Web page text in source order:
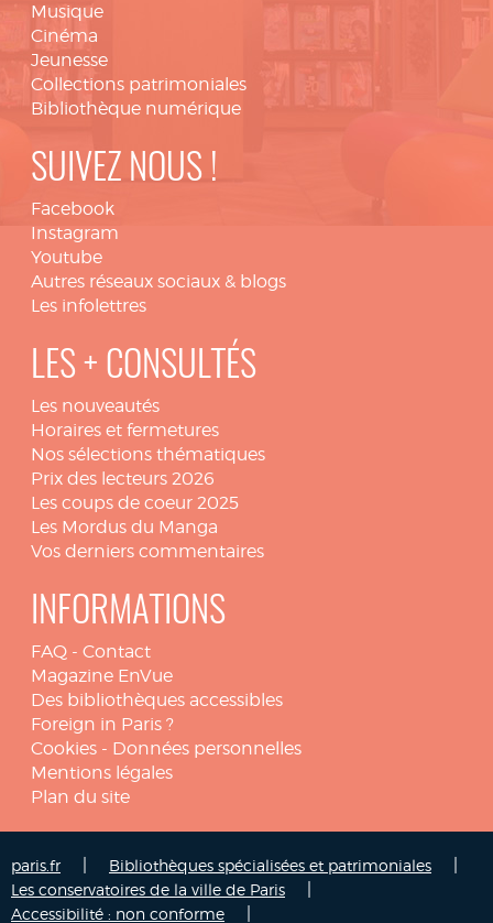
Musique
Cinéma
Jeunesse
Collections patrimoniales
Bibliothèque numérique
SUIVEZ NOUS !
Facebook
Instagram
Youtube
Autres réseaux sociaux & blogs
Les infolettres
LES + CONSULTÉS
Les nouveautés
Horaires et fermetures
Nos sélections thématiques
Prix des lecteurs 2026
Les coups de coeur 2025
Les Mordus du Manga
Vos derniers commentaires
INFORMATIONS
FAQ - Contact
Magazine EnVue
Des bibliothèques accessibles
Foreign in Paris ?
Cookies - Données personnelles
Mentions légales
Plan du site
paris.fr Bibliothèques spécialisées et patrimoniales
Les conservatoires de la ville de Paris
Accessibilité : non conforme